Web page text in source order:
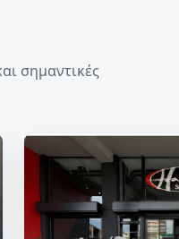
σημαντικές